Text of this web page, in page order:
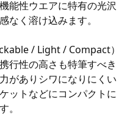
能性ウエアに特有の光沢
なく溶け込みます。
/ Light / Compact）
行性の高さも特筆すべき
がありシワになりにくい
ットなどにコンパクトに
。